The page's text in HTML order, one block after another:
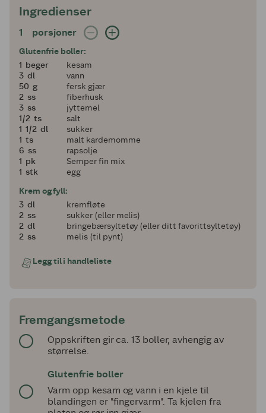
Ingredienser
1 porsjoner
1 porsjoner
Glutenfrie boller:
11 beger
kesam
3
3 dl
vann
50
50 g
fersk gjær
2
2 ss
fiberhusk
3
3 ss
jyttemel
en halv
1/2 ts
salt
1 og en halv
1 1/2 dl
sukker
11 ts
malt kardemomme
6
6 ss
rapsolje
11 pk
Semper fin mix
11 stk
egg
Krem og fyll:
3
3 dl
kremfløte
2
2 ss
sukker (eller melis)
2
2 dl
bringebærsyltetøy (eller ditt favorittsyltetøy)
2
2 ss melis (til pynt)
Legg til i handleliste
Fremgangsmetode
Oppskriften gir ca. 13 boller, avhengig av
størrelse.
Glutenfrie boller
Varm opp kesam og vann i en kjele til
blandingen er "fingervarm". Ta kjelen fra